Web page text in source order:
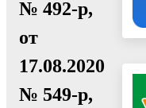
№ 492-р,
от
17.08.2020
№ 549-р,